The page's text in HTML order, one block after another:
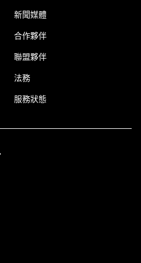
新聞媒體
合作夥伴
聯盟夥伴
法務
服務狀態